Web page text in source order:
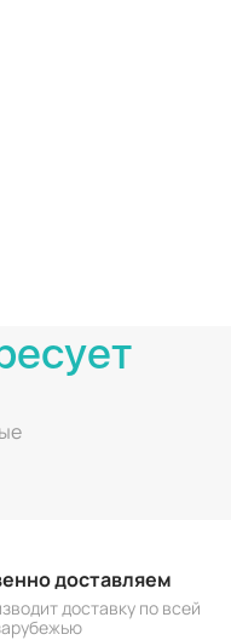
доставляем
доставку по всей